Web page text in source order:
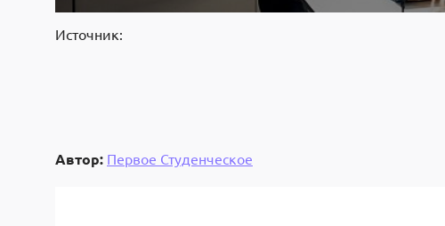
Источник:
Автор: Первое Студенческое